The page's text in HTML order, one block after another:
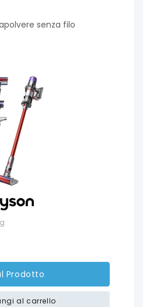
senza filo
Prodotto
al carrello